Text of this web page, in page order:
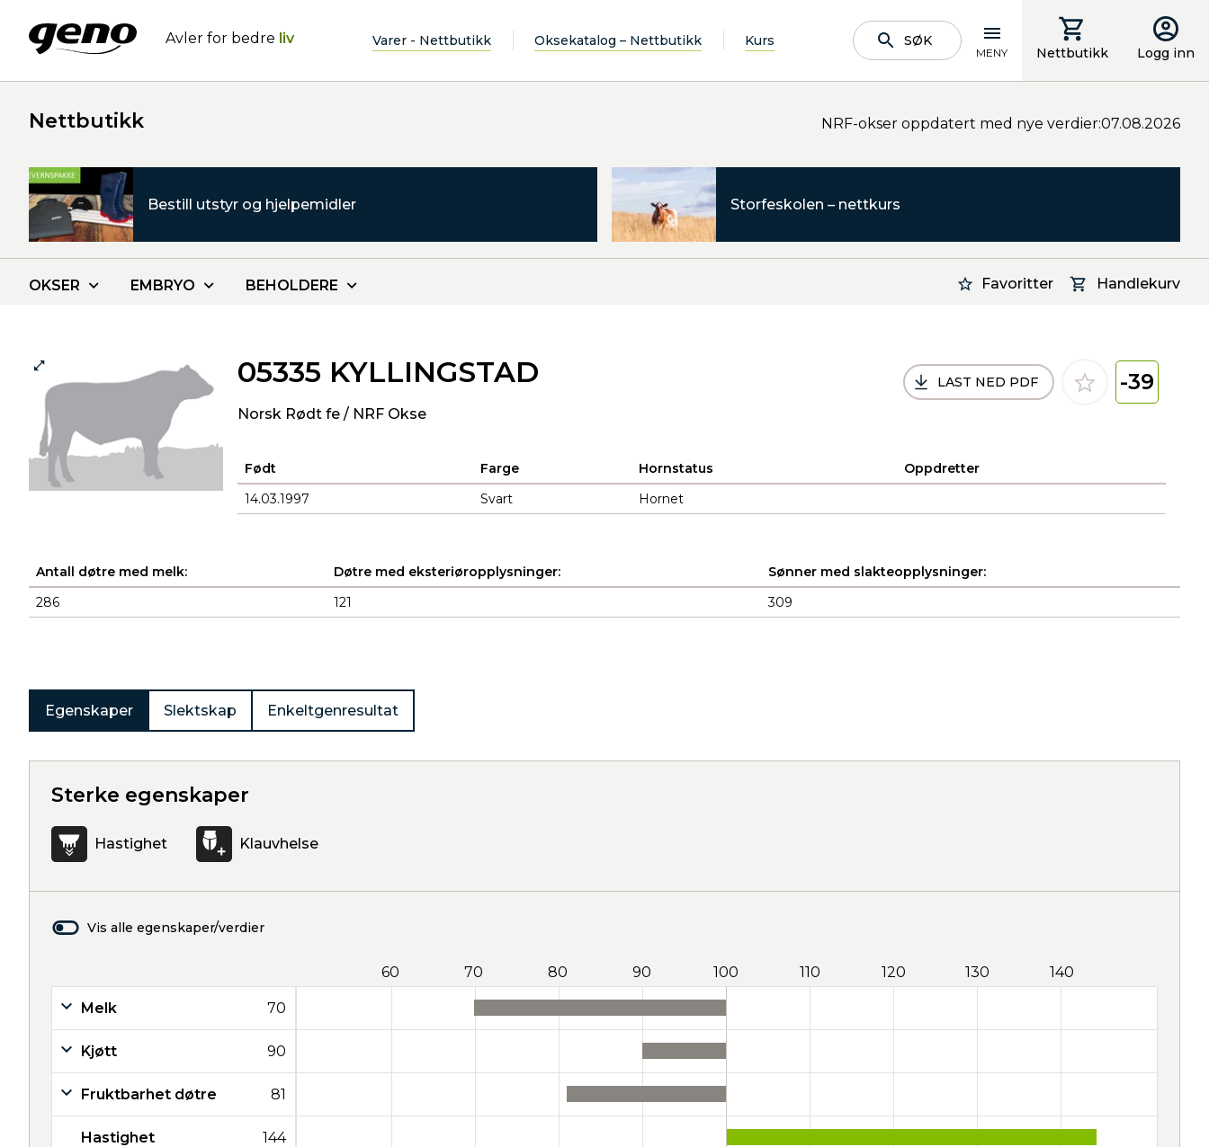
Avler for bedre liv Varer - Nettbutikk Oksekatalog – Nettbutikk Kurs SØK
MENY Nettbutikk Logg inn
Nettbutikk NRF-okser oppdatert med nye verdier:07.08.2026
Bestill utstyr og hjelpemidler Storfeskolen – nettkurs
Favoritter Handlekurv
OKSER EMBRYO BEHOLDERE
05335 KYLLINGSTAD
Norsk Rødt fe / NRF Okse
LAST NED PDF -39
Født Farge Hornstatus
Oppdretter
14.03.1997
Svart Hornet
Antall døtre med melk: Døtre med eksteriøropplysninger:
Sønner med slakteopplysninger:
286
121 309
Egenskaper Slektskap Enkeltgenresultat
Sterke egenskaper
Hastighet Klauvhelse
Vis alle egenskaper/verdier
60 70 80 90 100 110 120 130 140
Melk 70
Kjøtt 90
Fruktbarhet døtre 81
Hastighet 144